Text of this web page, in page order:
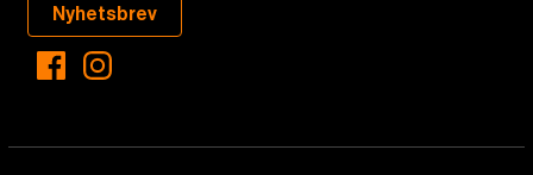
Nyhetsbrev